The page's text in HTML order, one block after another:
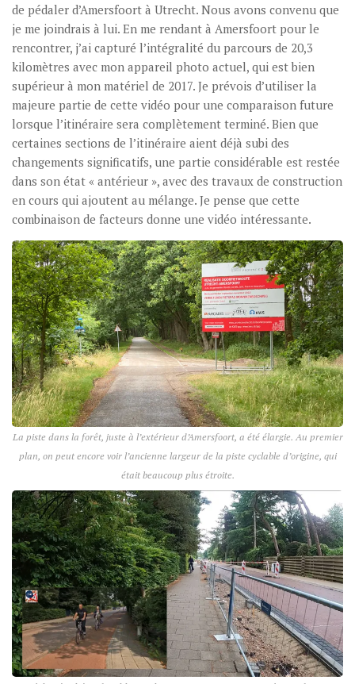
de pédaler d’Amersfoort à Utrecht. Nous avons convenu que
je me joindrais à lui. En me rendant à Amersfoort pour le
rencontrer, j’ai capturé l’intégralité du parcours de 20,3
kilomètres avec mon appareil photo actuel, qui est bien
supérieur à mon matériel de 2017. Je prévois d’utiliser la
majeure partie de cette vidéo pour une comparaison future
lorsque l’itinéraire sera complètement terminé. Bien que
certaines sections de l’itinéraire aient déjà subi des
changements significatifs, une partie considérable est restée
dans son état « antérieur », avec des travaux de construction
en cours qui ajoutent au mélange. Je pense que cette
combinaison de facteurs donne une vidéo intéressante.
La piste dans la forêt, juste à l’extérieur d’Amersfoort, a été élargie. Au premier
plan, on peut encore voir l’ancienne largeur de la piste cyclable d’origine, qui
était beaucoup plus étroite.